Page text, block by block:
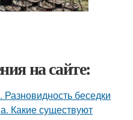
на сайте:
беседки
Какие существуют